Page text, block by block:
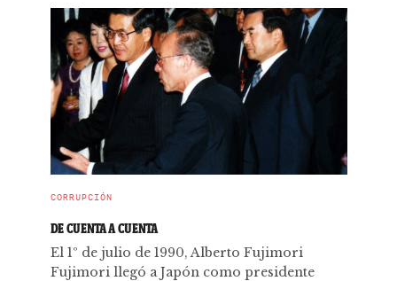
CORRUPCIÓN
DE CUENTA A CUENTA
El 1º de julio de 1990, Alberto Fujimori
Fujimori llegó a Japón como presidente